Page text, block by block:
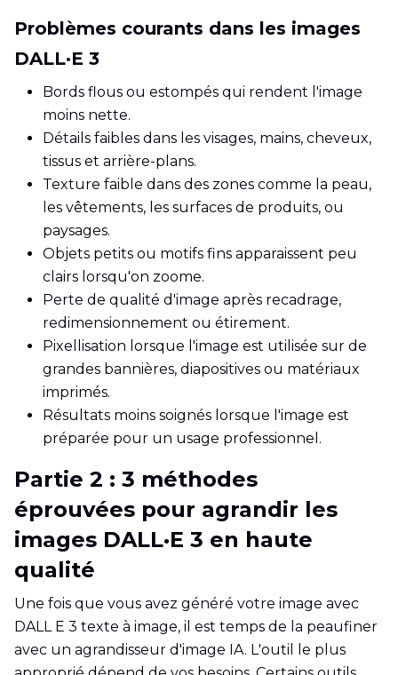
Problèmes courants dans les images
DALL·E 3
Bords flous ou estompés qui rendent l'image
moins nette.
Détails faibles dans les visages, mains, cheveux,
tissus et arrière-plans.
Texture faible dans des zones comme la peau,
les vêtements, les surfaces de produits, ou
paysages.
Objets petits ou motifs fins apparaissent peu
clairs lorsqu'on zoome.
Perte de qualité d'image après recadrage,
redimensionnement ou étirement.
Pixellisation lorsque l'image est utilisée sur de
grandes bannières, diapositives ou matériaux
imprimés.
Résultats moins soignés lorsque l'image est
préparée pour un usage professionnel.
Partie 2 : 3 méthodes
éprouvées pour agrandir les
images DALL·E 3 en haute
qualité
Une fois que vous avez généré votre image avec
DALL E 3 texte à image, il est temps de la peaufiner
avec un agrandisseur d'image IA. L'outil le plus